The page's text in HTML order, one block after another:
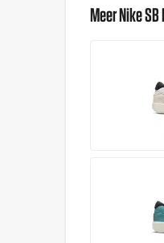
Meer Nike